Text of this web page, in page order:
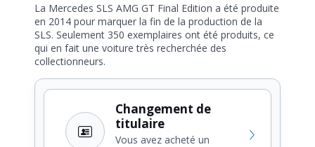
La Mercedes SLS AMG GT Final Edition a été produite
en 2014 pour marquer la fin de la production de la
SLS. Seulement 350 exemplaires ont été produits, ce
qui en fait une voiture très recherchée des
collectionneurs.
Changement de
titulaire
Vous avez acheté un